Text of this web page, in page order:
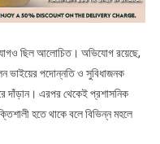
ছিল আলোচিত। অভিযোগ রয়েছে,
ভাইয়ের পদোন্নতি ও সুবিধাজনক
দাঁড়ান। এরপর থেকেই প্রশাসনিক
হতে থাকে বলে বিভিন্ন মহলে